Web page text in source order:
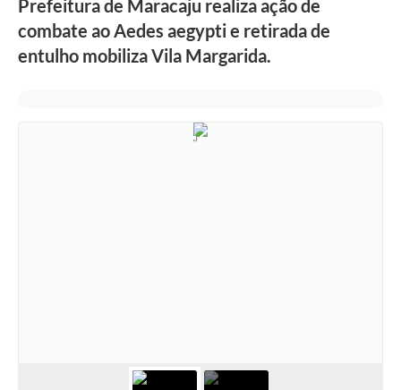
Publicações
Decorrência de COVID-19 Educação - Adesão ao
Prefeitura de Maracaju realiza ação de
combate ao Aedes aegypti e retirada de
entulho mobiliza Vila Margarida.